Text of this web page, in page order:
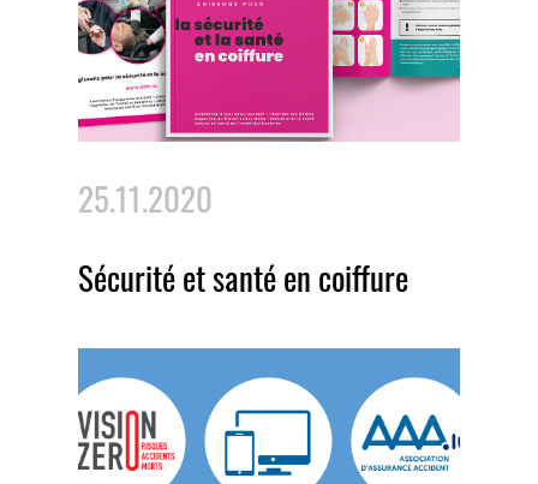
25.11.2020
Sécurité et santé en coiffure